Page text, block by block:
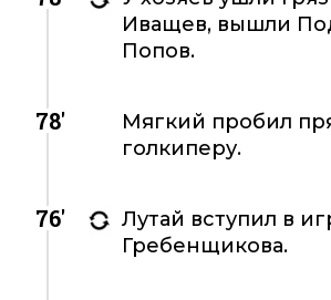
Иващев, вышли
Попов.
78'
Мягкий пробил
голкиперу.
76'
Лутай вступил в
Гребенщикова.